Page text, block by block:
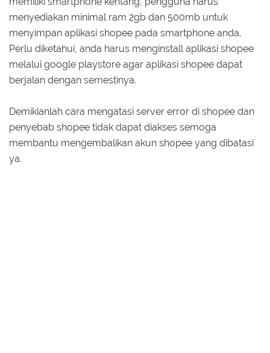
menyediakan minimal ram 2gb dan 500mb untuk
menyimpan aplikasi shopee pada smartphone anda.
Perlu diketahui, anda harus menginstall aplikasi shopee
melalui google playstore agar aplikasi shopee dapat
berjalan dengan semestinya.
Demikianlah cara mengatasi server error di shopee dan
penyebab shopee tidak dapat diakses semoga
membantu mengembalikan akun shopee yang dibatasi
ya.